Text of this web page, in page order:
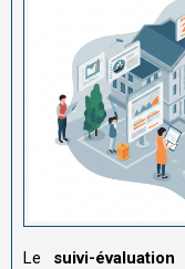
Le suivi-évaluation